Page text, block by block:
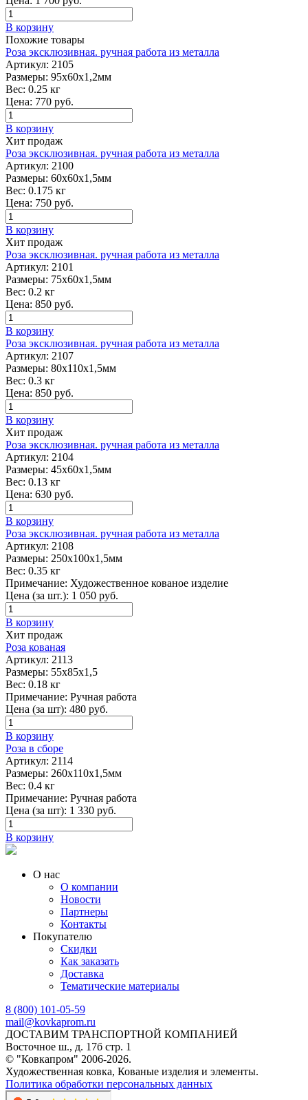
В корзину
Похожие товары
Роза эксклюзивная. ручная работа из металла
Артикул: 2105
Размеры: 95х60х1,2мм
Вес: 0.25 кг
Цена: 770 руб.
В корзину
Хит продаж
Роза эксклюзивная. ручная работа из металла
Артикул: 2100
Размеры: 60х60х1,5мм
Вес: 0.175 кг
Цена: 750 руб.
В корзину
Хит продаж
Роза эксклюзивная. ручная работа из металла
Артикул: 2101
Размеры: 75х60х1,5мм
Вес: 0.2 кг
Цена: 850 руб.
В корзину
Роза эксклюзивная. ручная работа из металла
Артикул: 2107
Размеры: 80х110х1,5мм
Вес: 0.3 кг
Цена: 850 руб.
В корзину
Хит продаж
Роза эксклюзивная. ручная работа из металла
Артикул: 2104
Размеры: 45х60х1,5мм
Вес: 0.13 кг
Цена: 630 руб.
В корзину
Роза эксклюзивная. ручная работа из металла
Артикул: 2108
Размеры: 250х100х1,5мм
Вес: 0.35 кг
Примечание: Художественное кованое изделие
Цена (за шт.): 1 050 руб.
В корзину
Хит продаж
Роза кованая
Артикул: 2113
Размеры: 55х85х1,5
Вес: 0.18 кг
Примечание: Ручная работа
Цена (за шт): 480 руб.
В корзину
Роза в сборе
Артикул: 2114
Размеры: 260х110х1,5мм
Вес: 0.4 кг
Примечание: Ручная работа
Цена (за шт): 1 330 руб.
В корзину
О нас
О компании
Новости
Партнеры
Контакты
Покупателю
Скидки
Как заказать
Доставка
Тематические материалы
8 (800) 101-05-59
mail@kovkaprom.ru
ДОСТАВИМ ТРАНСПОРТНОЙ КОМПАНИЕЙ
Восточное ш., д. 17б стр. 1
© "Ковкапром" 2006-2026.
Художественная ковка, Кованые изделия и элементы.
Политика обработки персональных данных